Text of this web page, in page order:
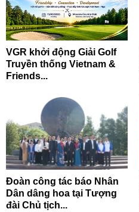
VGR khởi động Giải Golf
Truyền thống Vietnam &
Friends...
Đoàn công tác báo Nhân
Dân dâng hoa tại Tượng
đài Chủ tịch...